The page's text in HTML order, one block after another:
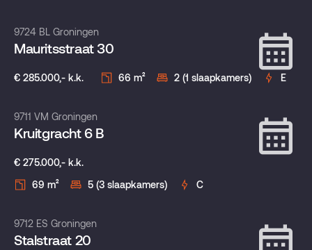
Verkocht onder voorbehoud
9724 BL Groningen
Mauritsstraat 30
€ 285.000,- k.k. 66 m² 2 (1 slaapkamers) E
Verkocht onder voorbehoud
9711 VM Groningen
Kruitgracht 6 B
€ 275.000,- k.k.
69 m²
5 (3 slaapkamers) C
Verhuurd
9712 ES Groningen
Stalstraat 20